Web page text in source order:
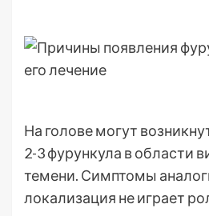
На голове могут
2-3 фурункула в области
темени. Симптомы
локализация не играет